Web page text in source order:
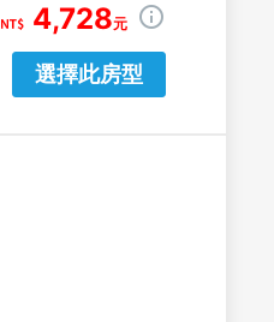
4,728元
選擇此房型